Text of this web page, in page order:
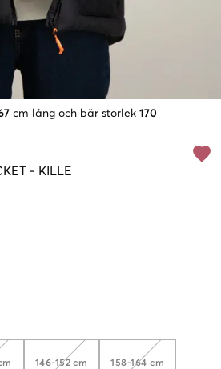
cm lång och bär storlek 170
- KILLE
146-152 cm 158-164 cm